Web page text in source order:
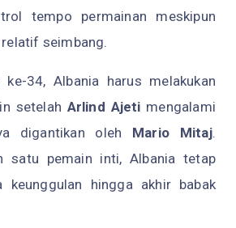
tempo permainan meskipun
seimbang.
34, Albania harus melakukan
setelah Arlind Ajeti mengalami
digantikan oleh Mario Mitaj.
satu pemain inti, Albania tetap
keunggulan hingga akhir babak